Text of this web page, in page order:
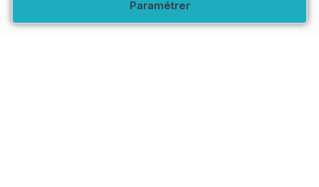
Paramétrer
Modifier vos préférences